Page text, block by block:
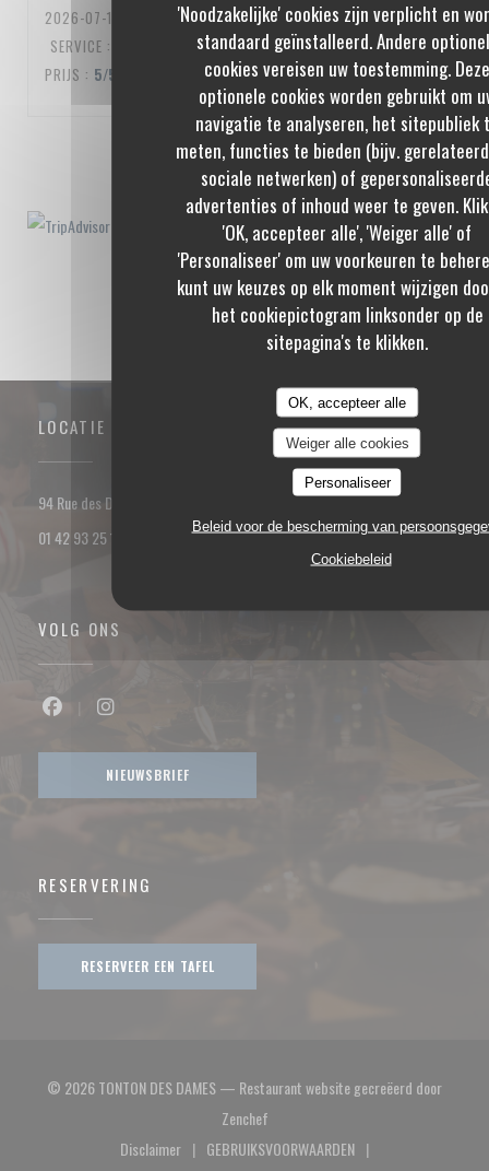
'Noodzakelijke' cookies zijn verplicht en
standaard geïnstalleerd. Andere
cookies vereisen uw toestemming. Deze
optionele cookies worden gebruikt om
navigatie te analyseren, het sitepubliek
meten, functies te bieden (bijv.
sociale netwerken) of
advertenties of inhoud weer te geven.
'OK, accepteer alle', 'Weiger alle' of
'Personaliseer' om uw voorkeuren te
kunt uw keuzes op elk moment wijzigen
het cookiepictogram linksonder op de
sitepagina's te klikken.
OK, accepteer alle
Weiger alle cookies
Personaliseer
Beleid voor de bescherming van
Cookiebeleid
2026-07-10
- 20:00 - GASTEN 3
SERVICE : ATMOSFEER: 5/5 KEUKEN: 5/5 KWALITEIT /
PRIJS : 5/5
1 2 3
LOCATIE
94 Rue des Dames 75017 PARIS
((opent in een nieuw venster))
01 42 93 25 18
VOLG ONS
Facebook ((opent in een nieuw venster))
NIEUWSBRIEF
RESERVERING
RESERVEER EEN TAFEL
© 2026 TONTON DES DAMES — Restaurant website gecreëerd door
Zenchef((opent in een nieuw venster))
Disclaimer
((opent in een nieuw venster))
GEBRUIKSVOORWAARDEN
((opent in een nieuw venster))